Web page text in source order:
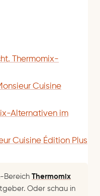
Thermomix-
Cuisine
Alternativen im
Cuisine Édition Plus
BereichThermomix
Oder schau in